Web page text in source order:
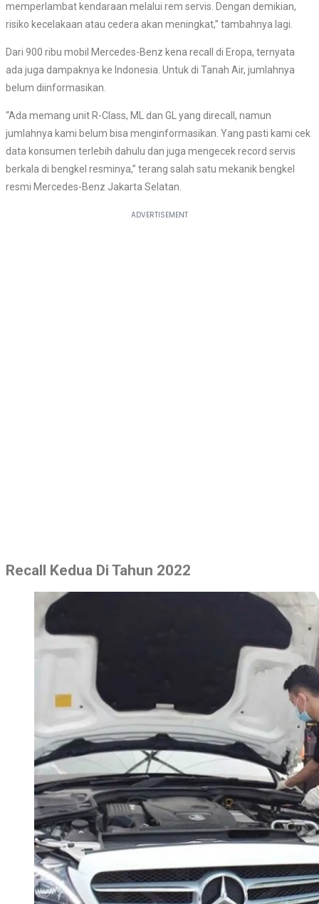
memperlambat kendaraan melalui rem servis. Dengan demikian,
risiko kecelakaan atau cedera akan meningkat,” tambahnya lagi.
Dari 900 ribu mobil Mercedes-Benz kena recall di Eropa, ternyata
ada juga dampaknya ke Indonesia. Untuk di Tanah Air, jumlahnya
belum diinformasikan.
“Ada memang unit R-Class, ML dan GL yang direcall, namun
jumlahnya kami belum bisa menginformasikan. Yang pasti kami cek
data konsumen terlebih dahulu dan juga mengecek record servis
berkala di bengkel resminya,” terang salah satu mekanik bengkel
resmi Mercedes-Benz Jakarta Selatan.
Recall Kedua Di Tahun 2022